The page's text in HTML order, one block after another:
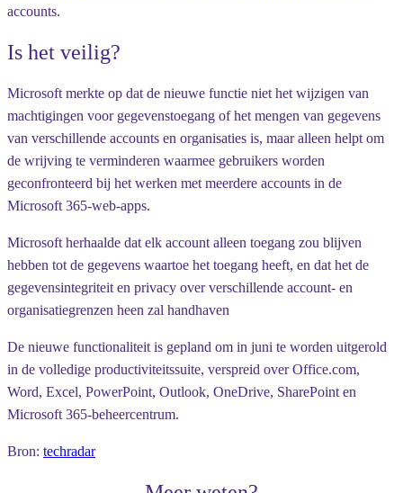
accounts.
Is het veilig?
Microsoft merkte op dat de nieuwe functie niet het wijzigen van
machtigingen voor gegevenstoegang of het mengen van gegevens
van verschillende accounts en organisaties is, maar alleen helpt om
de wrijving te verminderen waarmee gebruikers worden
geconfronteerd bij het werken met meerdere accounts in de
Microsoft 365-web-apps.
Microsoft herhaalde dat elk account alleen toegang zou blijven
hebben tot de gegevens waartoe het toegang heeft, en dat het de
gegevensintegriteit en privacy over verschillende account- en
organisatiegrenzen heen zal handhaven
De nieuwe functionaliteit is gepland om in juni te worden uitgerold
in de volledige productiviteitssuite, verspreid over Office.com,
Word, Excel, PowerPoint, Outlook, OneDrive, SharePoint en
Microsoft 365-beheercentrum.
Bron: techradar